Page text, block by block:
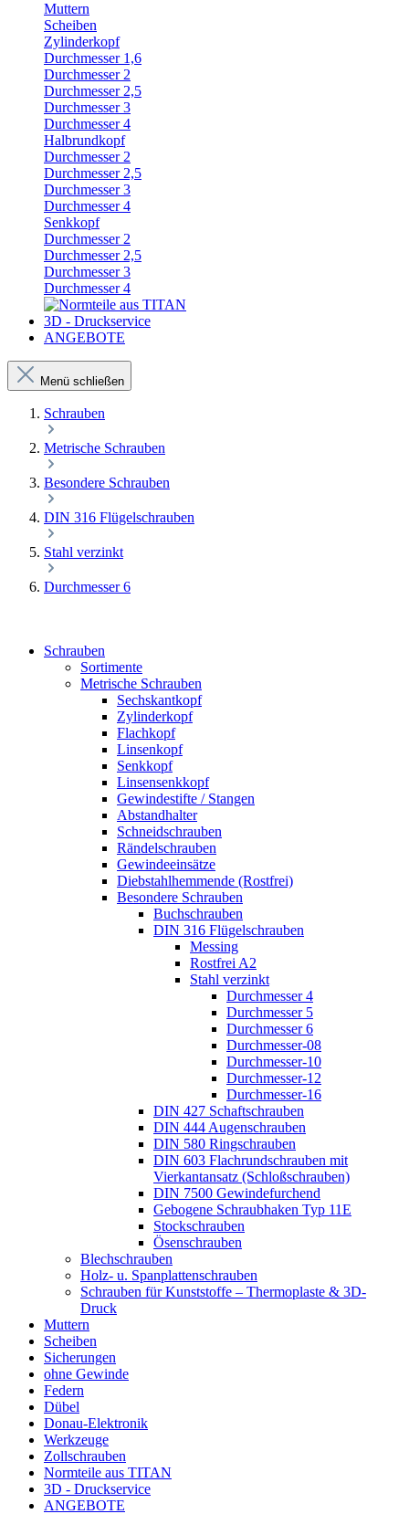
Muttern
Scheiben
Zylinderkopf
Durchmesser 1,6
Durchmesser 2
Durchmesser 2,5
Durchmesser 3
Durchmesser 4
Halbrundkopf
Durchmesser 2
Durchmesser 2,5
Durchmesser 3
Durchmesser 4
Senkkopf
Durchmesser 2
Durchmesser 2,5
Durchmesser 3
Durchmesser 4
3D - Druckservice
ANGEBOTE
Menü schließen
Schrauben
Metrische Schrauben
Besondere Schrauben
DIN 316 Flügelschrauben
Stahl verzinkt
Durchmesser 6
Schrauben
Sortimente
Metrische Schrauben
Sechskantkopf
Zylinderkopf
Flachkopf
Linsenkopf
Senkkopf
Linsensenkkopf
Gewindestifte / Stangen
Abstandhalter
Schneidschrauben
Rändelschrauben
Gewindeeinsätze
Diebstahlhemmende (Rostfrei)
Besondere Schrauben
Buchschrauben
DIN 316 Flügelschrauben
Messing
Rostfrei A2
Stahl verzinkt
Durchmesser 4
Durchmesser 5
Durchmesser 6
Durchmesser-08
Durchmesser-10
Durchmesser-12
Durchmesser-16
DIN 427 Schaftschrauben
DIN 444 Augenschrauben
DIN 580 Ringschrauben
DIN 603 Flachrundschrauben mit
Vierkantansatz (Schloßschrauben)
DIN 7500 Gewindefurchend
Gebogene Schraubhaken Typ 11E
Stockschrauben
Ösenschrauben
Blechschrauben
Holz- u. Spanplattenschrauben
Schrauben für Kunststoffe – Thermoplaste & 3D-
Druck
Muttern
Scheiben
Sicherungen
ohne Gewinde
Federn
Dübel
Donau-Elektronik
Werkzeuge
Zollschrauben
Normteile aus TITAN
3D - Druckservice
ANGEBOTE